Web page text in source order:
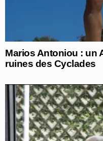
Marios Antoniou : un
ruines des Cyclades